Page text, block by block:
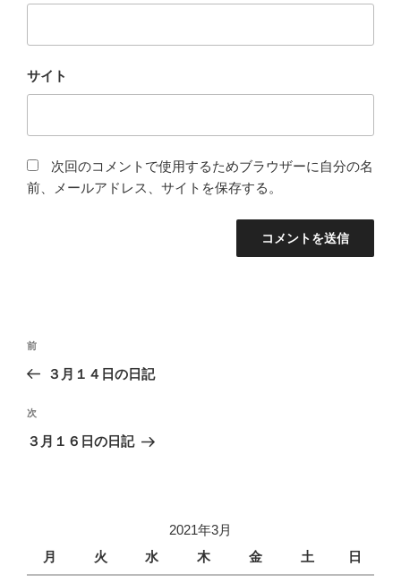
サイト
次回のコメントで使用するためブラウザーに自分の名
前、メールアドレス、サイトを保存する。
投
ビ
ゲ
過
去
投
稿
前
３月１４日の日記
次
の
次
３月１６日の日記
2021年3月
月
火 水 木 金 土 日